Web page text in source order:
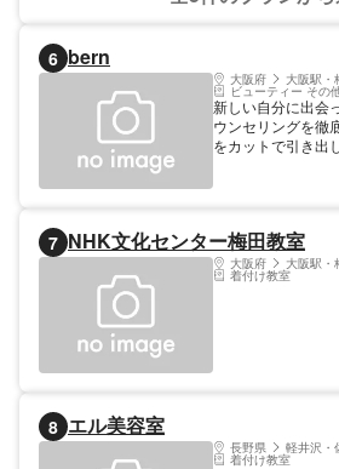
6 bern
大阪府 大阪駅・
ビューティー その
新しい自分に出会
ウンセリングを徹
をカットで引き出
7 NHK文化センター梅田教室
大阪府 大阪駅・
着付け教室
8 エル美容室
長野県 軽井沢・
着付け教室